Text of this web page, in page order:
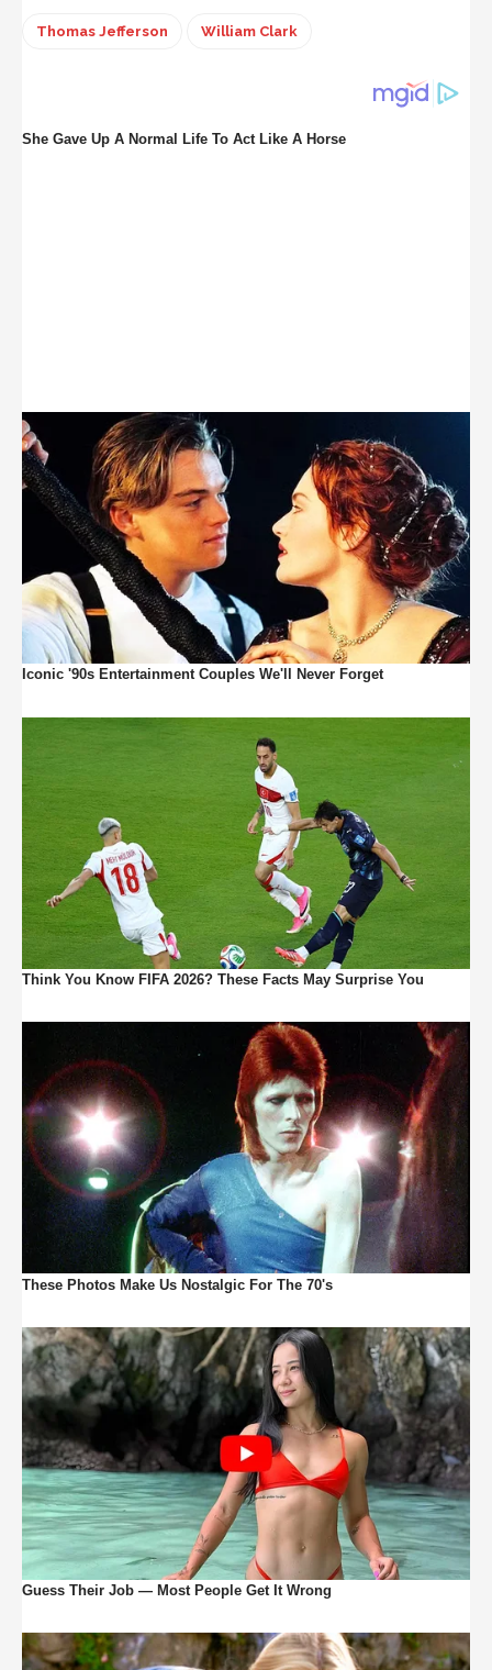
Thomas Jefferson William Clark